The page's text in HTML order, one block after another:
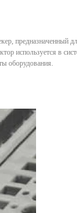
предназначенный
в
оборудования.